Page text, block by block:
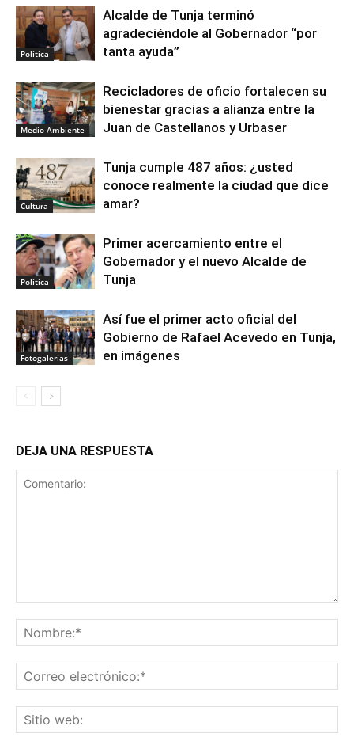
Política
Alcalde de Tunja terminó
agradeciéndole al Gobernador “por
tanta ayuda”
Medio Ambiente
Recicladores de oficio fortalecen su
bienestar gracias a alianza entre la
Juan de Castellanos y Urbaser
Cultura
Tunja cumple 487 años: ¿usted
conoce realmente la ciudad que dice
amar?
Política
Primer acercamiento entre el
Gobernador y el nuevo Alcalde de
Tunja
Fotogalerías
Así fue el primer acto oficial del
Gobierno de Rafael Acevedo en Tunja,
en imágenes
DEJA UNA RESPUESTA